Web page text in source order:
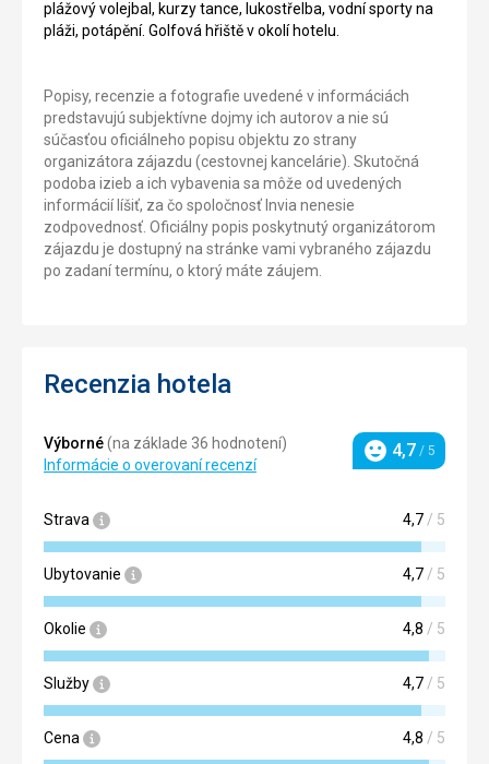
plážový volejbal, kurzy tance, lukostřelba, vodní sporty na
pláži, potápění. Golfová hřiště v okolí hotelu.
Popisy, recenzie a fotografie uvedené v informáciách
predstavujú subjektívne dojmy ich autorov a nie sú
súčasťou oficiálneho popisu objektu zo strany
organizátora zájazdu (cestovnej kancelárie). Skutočná
podoba izieb a ich vybavenia sa môže od uvedených
informácií líšiť, za čo spoločnosť Invia nenesie
zodpovednosť. Oficiálny popis poskytnutý organizátorom
zájazdu je dostupný na stránke vami vybraného zájazdu
po zadaní termínu, o ktorý máte záujem.
Recenzia hotela
Výborné(na základe 36 hodnotení)
Informácie o overovaní recenzí
Hodnotenie
4,7 / 5
Strava 4,7 / 5
Ubytovanie 4,7 / 5
Okolie 4,8 / 5
Služby 4,7 / 5
Cena 4,8 / 5